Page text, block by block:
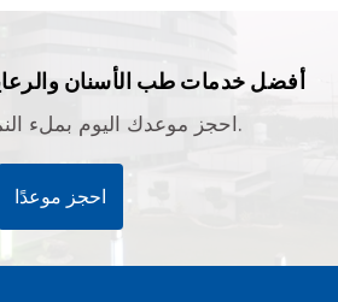
أفضل خدمات طب الأسنان
احجز موعدك اليوم بملء النموذج السريع.
احجز موعدًا